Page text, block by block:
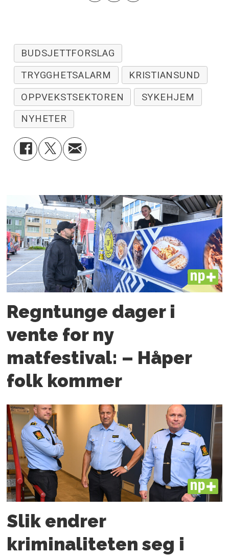
BUDSJETTFORSLAG
TRYGGHETSALARM
KRISTIANSUND
OPPVEKSTSEKTOREN
SYKEHJEM
NYHETER
PLUS
Regntunge dager i
vente for ny
matfestival: – Håper
folk kommer
PLUS
Slik endrer
kriminaliteten seg i